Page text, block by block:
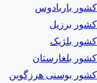
کشور باربادوس
کشور برزیل
کشور بلژیک
کشور بلغارستان
کشور بوسنی هرزگوین